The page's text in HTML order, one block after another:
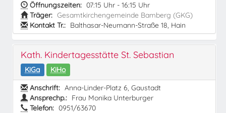
Öffnungszeiten: 07:15 Uhr - 16:15 Uhr
Träger: Gesamtkirchengemeinde Bamberg (GKG)
Kontakt Tr.: Balthasar-Neumann-Straße 18, Hain
Kath. Kindertagesstätte St. Sebastian
KiGa
KiHo
Anschrift: Anna-Linder-Platz 6, Gaustadt
Ansprechp.: Frau Monika Unterburger
Telefon: 0951/63670